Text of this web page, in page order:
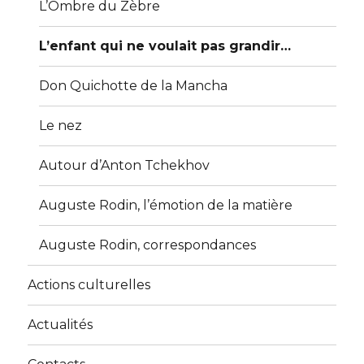
L’Ombre du Zèbre
L’enfant qui ne voulait pas grandir…
Don Quichotte de la Mancha
Le nez
Autour d’Anton Tchekhov
Auguste Rodin, l’émotion de la matière
Auguste Rodin, correspondances
Actions culturelles
Actualités